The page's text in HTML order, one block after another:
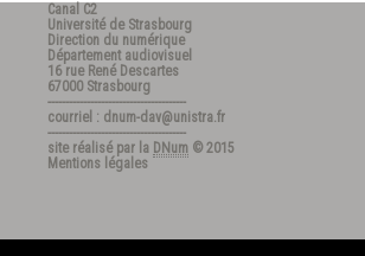
Canal C2
Université de Strasbourg
Direction du numérique
Département audiovisuel
16 rue René Descartes
67000 Strasbourg
---------------------------------------
courriel : dnum-dav@unistra.fr
---------------------------------------
site réalisé par la DNum © 2015
Mentions légales